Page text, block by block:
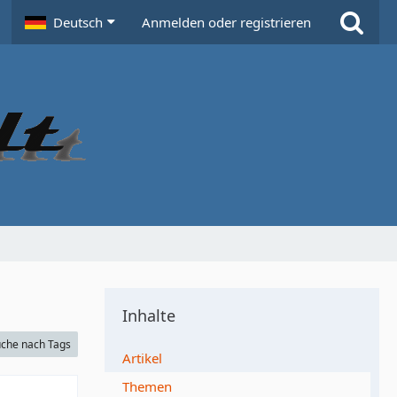
Deutsch Anmelden oder registrieren
nach Tags
Inhalte
Artikel
Themen